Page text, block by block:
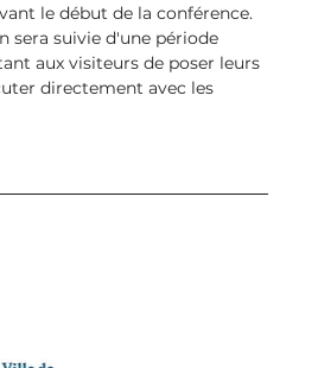
le début de la conférence.
sera suivie d'une période
aux visiteurs de poser leurs
directement avec les